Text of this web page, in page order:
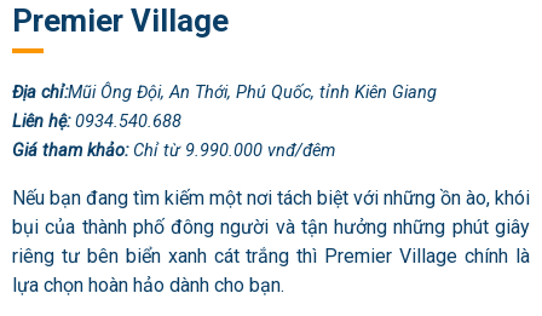
Premier Village
Địa chỉ:Mũi Ông Đội, An Thới, Phú Quốc, tỉnh Kiên Giang
Liên hệ:0934.540.688
Giá tham khảo:Chỉ từ 9.990.000 vnđ/đêm
Nếu bạn đang tìm kiếm một nơi tách biệt với những ồn ào, khói
bụi của thành phố đông người và tận hưởng những phút giây
riêng tư bên biển xanh cát trắng thì Premier Village chính là
lựa chọn hoàn hảo dành cho bạn.